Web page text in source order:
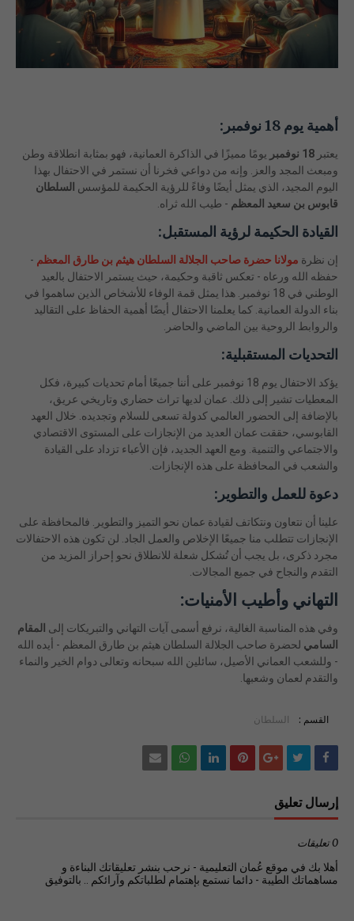
أهمية يوم 18 نوفمبر:
يعتبر 18 نوفمبر
يومًا مميزًا في الذاكرة العمانية، فهو بمثابة انطلاقة وطن
ومبعث المجد والعز. وإنه من دواعي فخرنا أن نستمر في الاحتفال بهذا
اليوم المجيد، الذي يمثل أيضًا وفاءً للرؤية الحكيمة للمؤسس
السلطان
قابوس بن سعيد المعظم - طيب الله ثراه.
القيادة الحكيمة لرؤية المستقبل:
إن نظرة مولانا حضرة صاحب الجلالة السلطان هيثم بن طارق المعظم -
حفظه الله ورعاه - تعكس ثاقبة وحكيمة، حيث يستمر الاحتفال بالعيد
الوطني في 18 نوفمبر. هذا يمثل قمة الوفاء للأشخاص الذين ساهموا في
بناء الدولة العمانية. كما يعلمنا الاحتفال أيضًا أهمية الحفاظ على التقاليد
والروابط الروحية بين الماضي والحاضر.
التحديات المستقبلية:
يؤكد الاحتفال يوم 18 نوفمبر على أننا جميعًا أمام تحديات كبيرة، فكل
المعطيات تشير إلى ذلك. عمان لديها تراث حضاري وتاريخي عريق،
بالإضافة إلى الحضور العالمي كدولة تسعى للسلام وتجديده. خلال العهد
القابوسي، حققت عمان العديد من الإنجازات على المستوى الاقتصادي
والاجتماعي والتنمية. ومع العهد الجديد، فإن الأعباء تزداد على القيادة
والشعب في المحافظة على هذه الإنجازات.
دعوة للعمل والتطوير:
علينا أن نتعاون ونتكاتف لقيادة عمان نحو التميز والتطوير. فالمحافظة على
الإنجازات تتطلب منا جميعًا الإخلاص والعمل الجاد. لن تكون هذه الاحتفالات
مجرد ذكرى، بل يجب أن تُشكل شعلة للانطلاق نحو إحراز المزيد من
التقدم والنجاح في جميع المجالات.
التهاني وأطيب الأمنيات:
وفي هذه المناسبة الغالية، نرفع أسمى آيات التهاني والتبريكات إلى
المقام
السامي لحضرة صاحب الجلالة السلطان هيثم بن طارق المعظم - أيده الله
- وللشعب العماني الأصيل، سائلين الله سبحانه وتعالى دوام الخير والنماء
والتقدم لعمان وشعبها.
القسم : السلطان
إرسال تعليق
0 تعليقات
أهلا بك في موقع عُمان التعليمية - نرحب بنشر تعليقاتك البناءة و
مساهماتك الطيبة - دائما نستمع بإهتمام لطلباتكم وآرائكم .. بالتوفيق